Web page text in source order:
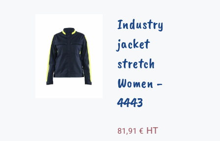
Industry
jacket
stretch
Women -
4443
81,91€ HT